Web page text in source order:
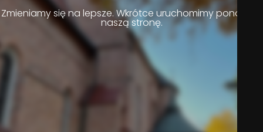
Zmieniamy się na lepsze. Wkrótce uruchomimy ponownie
naszą stronę.